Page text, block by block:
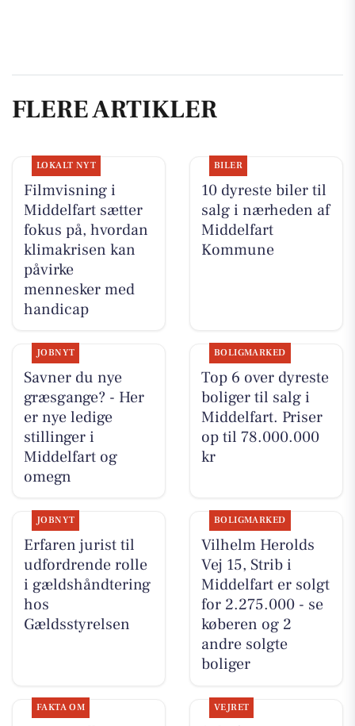
FLERE ARTIKLER
LOKALT NYT
Filmvisning i
Middelfart sætter
fokus på, hvordan
klimakrisen kan
påvirke
mennesker med
handicap
BILER
10 dyreste biler til
salg i nærheden af
Middelfart
Kommune
JOBNYT
Savner du nye
græsgange? - Her
er nye ledige
stillinger i
Middelfart og
omegn
BOLIGMARKED
Top 6 over dyreste
boliger til salg i
Middelfart. Priser
op til 78.000.000
kr
JOBNYT
Erfaren jurist til
udfordrende rolle
i gældshåndtering
hos
Gældsstyrelsen
BOLIGMARKED
Vilhelm Herolds
Vej 15, Strib i
Middelfart er solgt
for 2.275.000 - se
køberen og 2
andre solgte
boliger
FAKTA OM VEJRET